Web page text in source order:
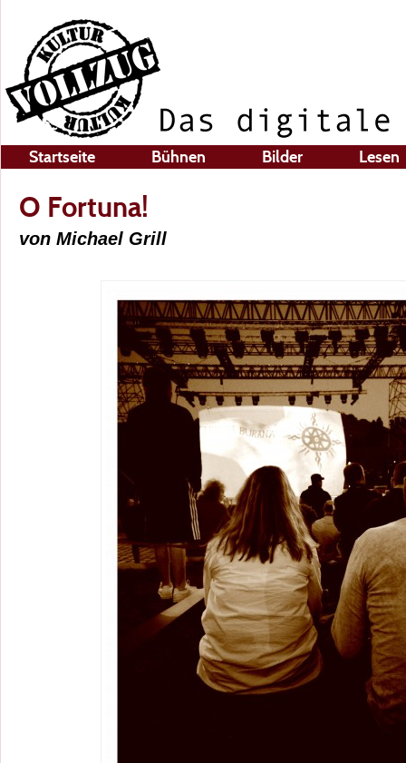
Startseite Bühnen Bilder Lesen
O Fortuna!
von Michael Grill